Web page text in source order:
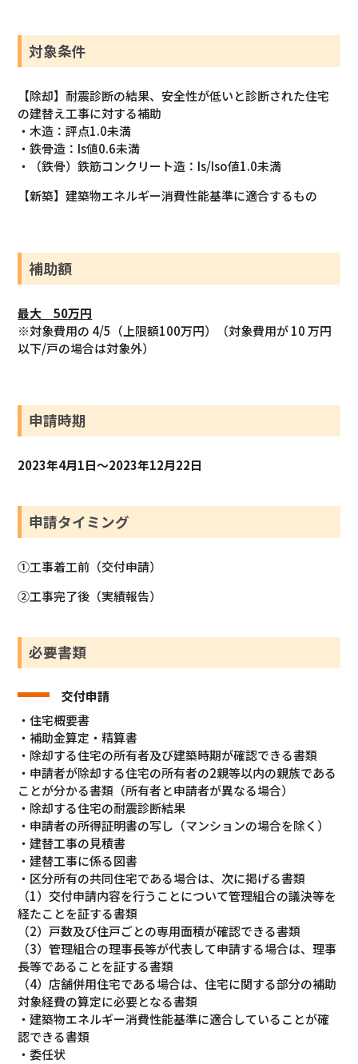
対象条件
【除却】耐震診断の結果、安全性が低いと診断された住宅
の建替え工事に対する補助
・木造：評点1.0未満
・鉄骨造：Is値0.6未満
・（鉄骨）鉄筋コンクリート造：Is/Iso値1.0未満
【新築】建築物エネルギー消費性能基準に適合するもの
補助額
最大 50万円
※対象費用の 4/5（上限額100万円）（対象費用が 10 万円
以下/戸の場合は対象外）
申請時期
2023年4月1日～2023年12月22日
申請タイミング
①工事着工前（交付申請）
②工事完了後（実績報告）
必要書類
交付申請
・住宅概要書
・補助金算定・精算書
・除却する住宅の所有者及び建築時期が確認できる書類
・申請者が除却する住宅の所有者の2親等以内の親族である
ことが分かる書類（所有者と申請者が異なる場合）
・除却する住宅の耐震診断結果
・申請者の所得証明書の写し（マンションの場合を除く）
・建替工事の見積書
・建替工事に係る図書
・区分所有の共同住宅である場合は、次に掲げる書類
（1）交付申請内容を行うことについて管理組合の議決等を
経たことを証する書類
（2）戸数及び住戸ごとの専用面積が確認できる書類
（3）管理組合の理事長等が代表して申請する場合は、理事
長等であることを証する書類
（4）店舗併用住宅である場合は、住宅に関する部分の補助
対象経費の算定に必要となる書類
・建築物エネルギー消費性能基準に適合していることが確
認できる書類
・委任状